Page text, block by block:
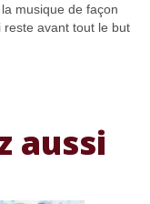
musique de façon
reste avant tout le but
aussi